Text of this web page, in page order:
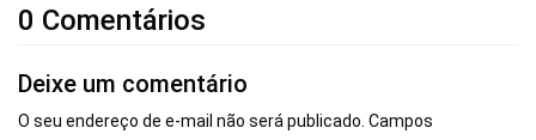
0 Comentários
Deixe um comentário
O seu endereço de e-mail não será publicado. Campos